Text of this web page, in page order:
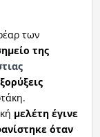
των
της
μελέτη έγινε
όταν